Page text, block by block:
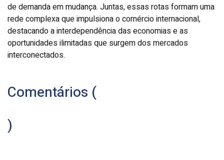
de demanda em mudança. Juntas, essas rotas formam uma
rede complexa que impulsiona o comércio internacional,
destacando a interdependência das economias e as
oportunidades ilimitadas que surgem dos mercados
interconectados.
Comentários (
)